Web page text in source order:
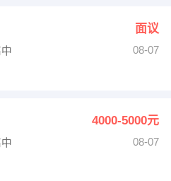
面议
08-07
4000-5000元
08-07